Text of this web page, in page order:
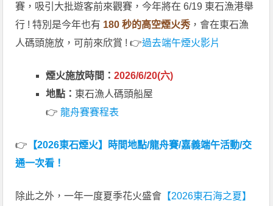
賽，吸引大批遊客前來觀賽，今年將在 6/19 東石漁港舉
行 ! 特別是今年也有 180 秒的高空煙火秀 ，會在東石漁
人碼頭施放，可前來欣賞 ! 👉過去端午煙火影片
煙火施放時間：2026/6/20(六)
地點： 東石漁人碼頭船屋
👉龍舟賽賽程表
👉 【2026東石煙火】時間地點/龍舟賽/嘉義端午活動/交
通一次看！
除此之外，一年一度夏季花火盛會 【2026東石海之夏】